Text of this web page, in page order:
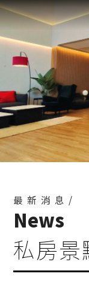
最新消息/
News
私房景